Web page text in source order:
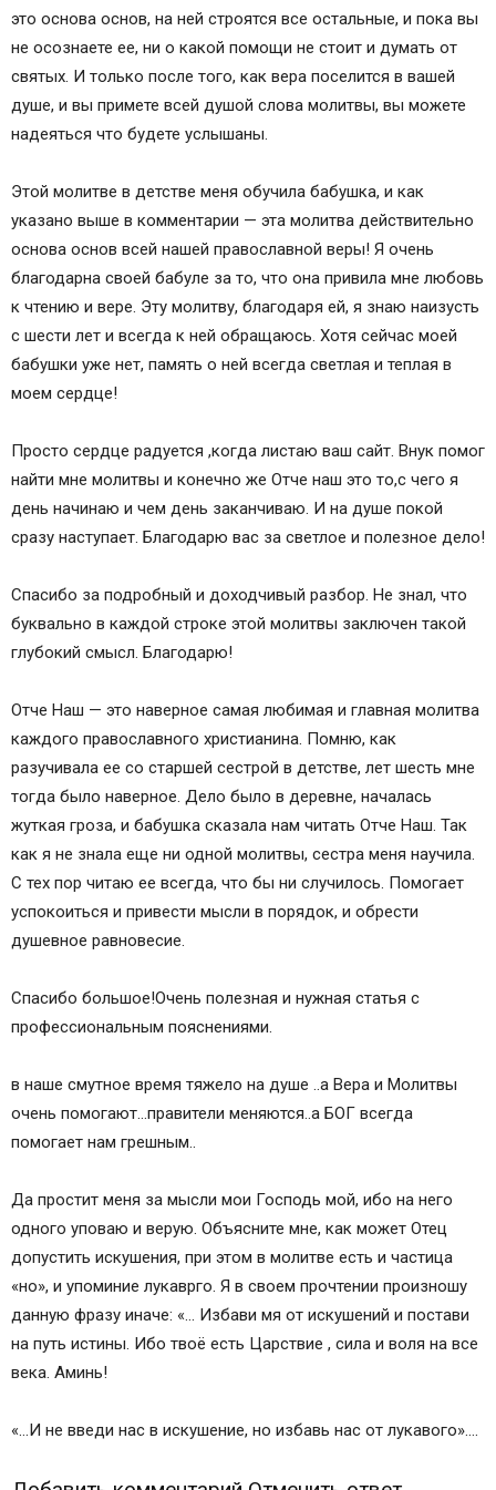
это основа основ, на ней строятся все остальные, и пока вы
не осознаете ее, ни о какой помощи не стоит и думать от
святых. И только после того, как вера поселится в вашей
душе, и вы примете всей душой слова молитвы, вы можете
надеяться что будете услышаны.
Этой молитве в детстве меня обучила бабушка, и как
указано выше в комментарии — эта молитва действительно
основа основ всей нашей православной веры! Я очень
благодарна своей бабуле за то, что она привила мне любовь
к чтению и вере. Эту молитву, благодаря ей, я знаю наизусть
с шести лет и всегда к ней обращаюсь. Хотя сейчас моей
бабушки уже нет, память о ней всегда светлая и теплая в
моем сердце!
Просто сердце радуется ,когда листаю ваш сайт. Внук помог
найти мне молитвы и конечно же Отче наш это то,с чего я
день начинаю и чем день заканчиваю. И на душе покой
сразу наступает. Благодарю вас за светлое и полезное дело!
Спасибо за подробный и доходчивый разбор. Не знал, что
буквально в каждой строке этой молитвы заключен такой
глубокий смысл. Благодарю!
Отче Наш — это наверное самая любимая и главная молитва
каждого православного христианина. Помню, как
разучивала ее со старшей сестрой в детстве, лет шесть мне
тогда было наверное. Дело было в деревне, началась
жуткая гроза, и бабушка сказала нам читать Отче Наш. Так
как я не знала еще ни одной молитвы, сестра меня научила.
С тех пор читаю ее всегда, что бы ни случилось. Помогает
успокоиться и привести мысли в порядок, и обрести
душевное равновесие.
Спасибо большое!Очень полезная и нужная статья с
профессиональным пояснениями.
в наше смутное время тяжело на душе ..а Вера и Молитвы
очень помогают…правители меняются..а БОГ всегда
помогает нам грешным..
Да простит меня за мысли мои Господь мой, ибо на него
одного уповаю и верую. Объясните мне, как может Отец
допустить искушения, при этом в молитве есть и частица
«но», и упоминие лукаврго. Я в своем прочтении произношу
данную фразу иначе: «… Избави мя от искушений и постави
на путь истины. Ибо твоё есть Царствие , сила и воля на все
века. Аминь!
«…И не введи нас в искушение, но избавь нас от лукавого»….